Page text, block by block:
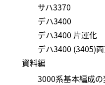
サハ3370
デハ3400
デハ3400 片運化
デハ3400 (3405)
資料編
3000系基本編成